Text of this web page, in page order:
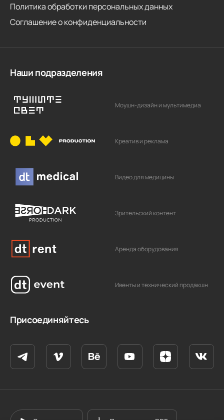
Политика обработки персональных данных
Соглашение о конфиденциальности
Наши подразделения
Моушн-дизайн и мультимедиа
Креатив и реклама
Видео для медицины
Зрительский контент
Аренда оборудования
Ивенты и технический продакшн
Присоединяйтесь